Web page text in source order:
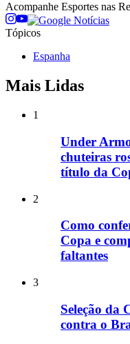
Acompanhe Esportes nas
Tópicos
Espanha
Mais Lidas
1
Under
chuteiras
título da
2
Como
Copa e
faltantes
3
Seleção da
contra o